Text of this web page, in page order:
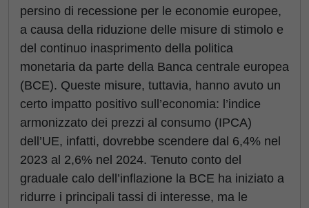
persino di recessione per le economie europee,
a causa della riduzione delle misure di stimolo e
del continuo inasprimento della politica
monetaria da parte della Banca centrale europea
(BCE). Queste misure, tuttavia, hanno avuto un
certo impatto positivo sull’economia: l’indice
armonizzato dei prezzi al consumo (IPCA)
dell’UE, infatti, dovrebbe scendere dal 6,4% nel
2023 al 2,6% nel 2024. Tenuto conto del
graduale calo dell’inflazione la BCE ha iniziato a
ridurre i principali tassi di interesse, ma le